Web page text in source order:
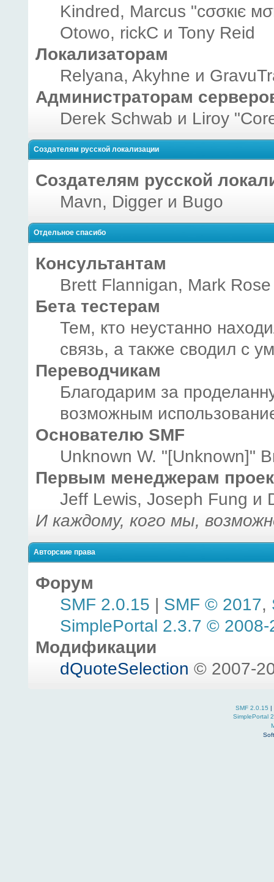
Kindred, Marcus "cσσкιє
Otowo, rickC и Tony Reid
Локализаторам
Relyana, Akyhne и
Администраторам
Derek Schwab и Liroy
Создателям русской локализации
Создателям русской
Mavn, Digger и Bugo
Отдельное спасибо
Консультантам
Brett Flannigan, Mark
Бета тестерам
Тем, кто неустанно
связь, а также сводил с
Переводчикам
Благодарим за
возможным
Основателю SMF
Unknown W. "[Unknown]"
Первым менеджерам
Jeff Lewis, Joseph Fung и
И каждому, кого мы,
Авторские права
Форум
SMF 2.0.15 | SMF © 2017,
SimplePortal 2.3.7 ©
Модификации
dQuoteSelection © 2007-
SMF 2.0.15 |
SimplePortal